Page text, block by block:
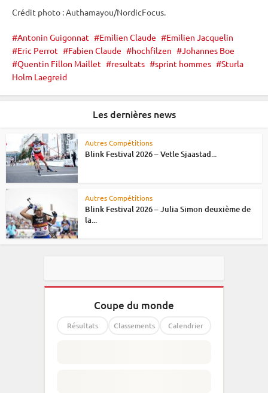
Crédit photo : Authamayou/NordicFocus.
Antonin Guigonnat Emilien Claude
Emilien Jacquelin
Eric Perrot
Fabien Claude hochfilzen
Johannes Boe
Quentin Fillon Maillet
resultats sprint hommes
Sturla
Holm Laegreid
Les dernières news
Autres Compétitions
Blink Festival 2026 – Vetle Sjaastad...
Autres Compétitions
Blink Festival 2026 – Julia Simon deuxième de
la...
Coupe du monde
Résultats Classements Calendrier